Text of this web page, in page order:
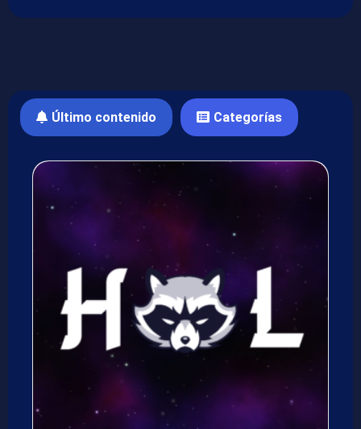
Último contenido Categorías